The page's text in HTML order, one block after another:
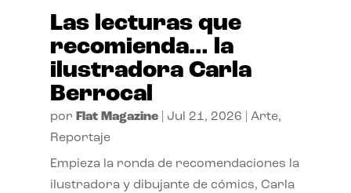
Las lecturas que
recomienda… la
ilustradora Carla
Berrocal
por Flat Magazine| Jul 21, 2026 Arte,
Reportaje
Empieza la ronda de recomendaciones la
ilustradora y dibujante de cómics, Carla